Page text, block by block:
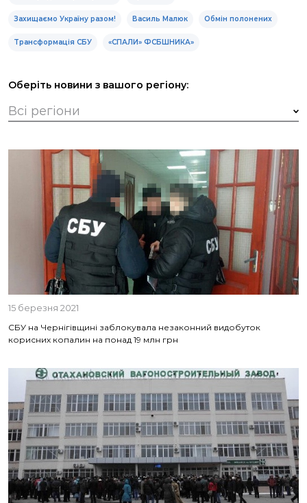
Захищаємо Україну разом! Василь Малюк Обмін полонених
Трансформація СБУ «СПАЛИ» ФСБШНИКА»
Оберіть новини з вашого регіону:
15 березня 2021
СБУ на Чернігівщині заблокувала незаконний видобуток
корисних копалин на понад 19 млн грн